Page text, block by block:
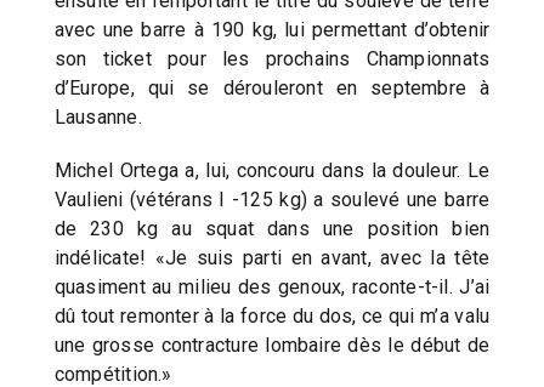
avec une barre à 190 kg, lui permettant d’obtenir
son ticket pour les prochains Championnats
d’Europe, qui se dérouleront en septembre à
Lausanne.
Michel Ortega a, lui, concouru dans la douleur. Le
Vaulieni (vétérans I -125 kg) a soulevé une barre
de 230 kg au squat dans une position bien
indélicate! «Je suis parti en avant, avec la tête
quasiment au milieu des genoux, raconte-t-il. J’ai
dû tout remonter à la force du dos, ce qui m’a valu
une grosse contracture lombaire dès le début de
compétition.»